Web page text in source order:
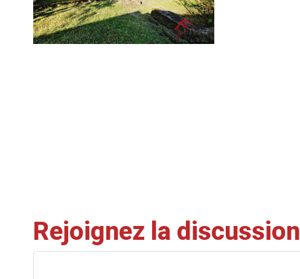
Rejoignez la discussion